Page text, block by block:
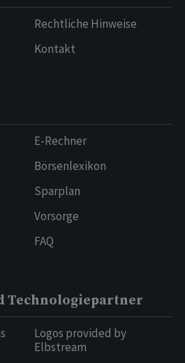
Rechtliche Hinweise
Kontakt
E-Rechner
Börsenlexikon
Sparplan
Vorsorge
FAQ
Technologiepartner
Logos provided by
Elbstream